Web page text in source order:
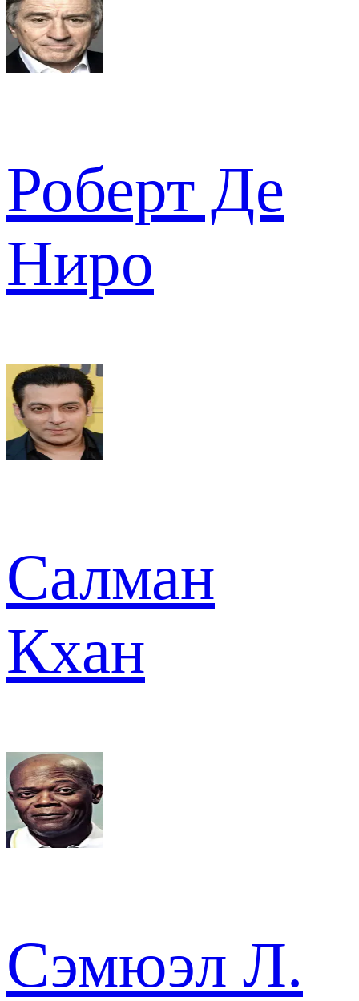
Роберт Де
Ниро
Салман
Кхан
Сэмюэл Л.